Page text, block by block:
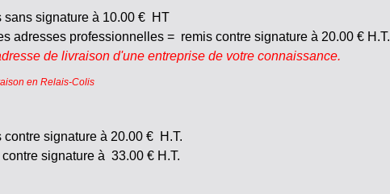
signature à 10.00 € HT
adresses professionnelles = remis contre signature à 20.00 € H.T.
de livraison d'une entreprise de votre connaissance.
en Relais-Colis
signature à 20.00 € H.T.
signature à 33.00 € H.T.